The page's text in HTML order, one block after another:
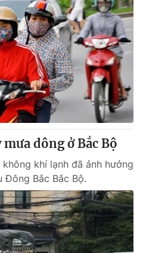
dông ở Bắc Bộ
khí lạnh đã ảnh hưởng
Đông Bắc Bắc Bộ.